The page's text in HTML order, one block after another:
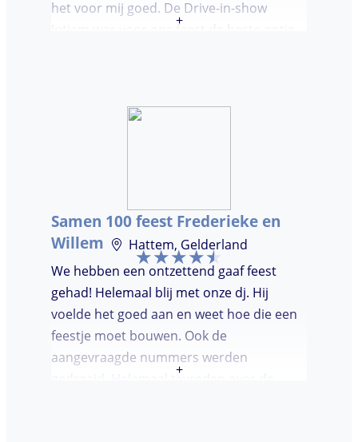
het voor mij goed. De Drive-in-show
Intiem was voor ons feest de beste optie
jullie gevonden had. Wij hebben een
+
Samen 100 feest Frederieke en
Willem
Hattem, Gelderland
We hebben een ontzettend gaaf feest
gehad! Helemaal blij met onze dj. Hij
voelde het goed aan en weet hoe die een
feestje moet bouwen. Ook de
aangevraagde nummers werden
gedraaid. Helemaal tevreden over de
+